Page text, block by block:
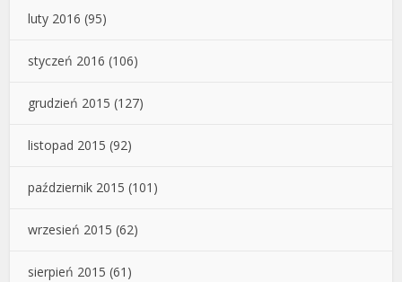
luty 2016 (95)
styczeń 2016 (106)
grudzień 2015 (127)
listopad 2015 (92)
październik 2015 (101)
wrzesień 2015 (62)
sierpień 2015 (61)